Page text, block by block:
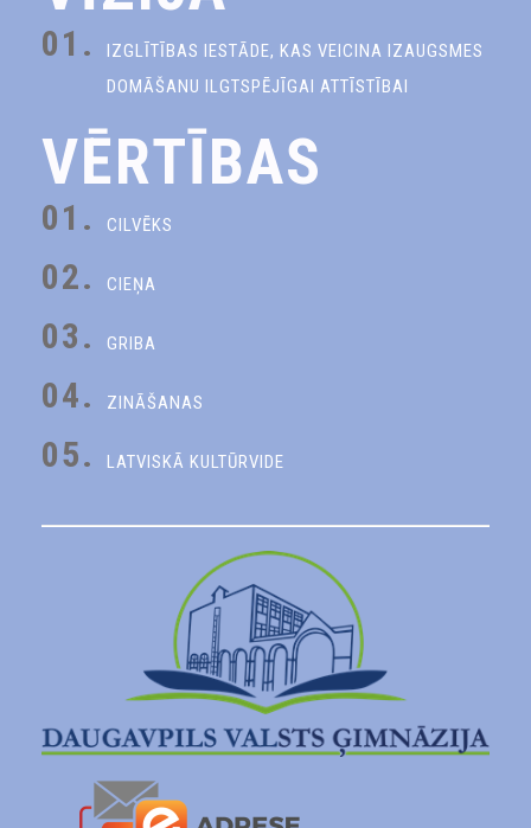
01.
IZGLĪTĪBAS IESTĀDE, KAS VEICINA IZAUGSMES
DOMĀŠANU ILGTSPĒJĪGAI ATTĪSTĪBAI
VĒRTĪBAS
01. CILVĒKS
02. CIEŅA
03. GRIBA
04. ZINĀŠANAS
05. LATVISKĀ KULTŪRVIDE